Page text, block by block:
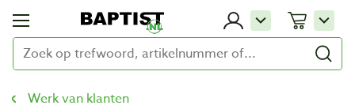
Werk van klanten